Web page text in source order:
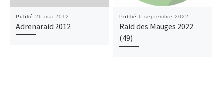
Publié 26 mai 2012
Adrenaraid 2012
Publié 6 septembre 2022
Raid des Mauges 2022
(49)